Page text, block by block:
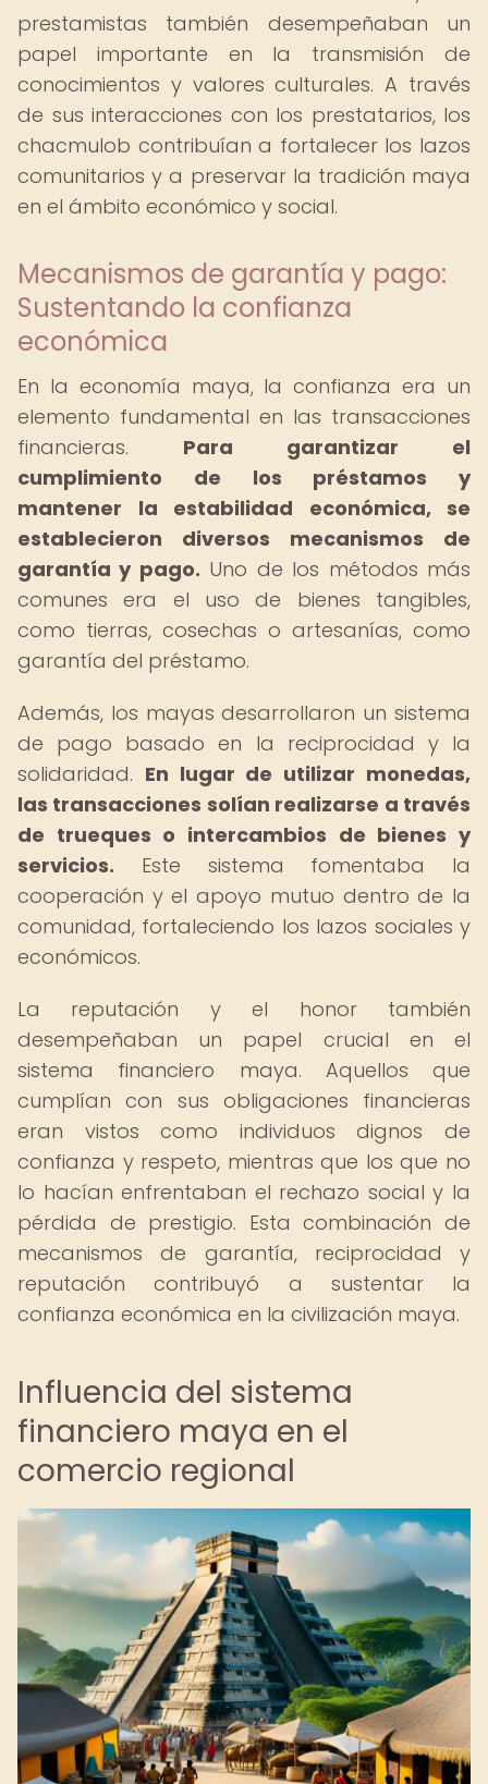
prestamistas también desempeñaban un
papel importante en la transmisión de
conocimientos y valores culturales. A través
de sus interacciones con los prestatarios, los
chacmulob contribuían a fortalecer los lazos
comunitarios y a preservar la tradición maya
en el ámbito económico y social.
Mecanismos de garantía y pago:
Sustentando la confianza
económica
En la economía maya, la confianza era un
elemento fundamental en las transacciones
financieras. Para garantizar el
cumplimiento de los préstamos y
mantener la estabilidad económica, se
establecieron diversos mecanismos de
garantía y pago. Uno de los métodos más
comunes era el uso de bienes tangibles,
como tierras, cosechas o artesanías, como
garantía del préstamo.
Además, los mayas desarrollaron un sistema
de pago basado en la reciprocidad y la
solidaridad. En lugar de utilizar monedas,
las transacciones solían realizarse a través
de trueques o intercambios de bienes y
servicios. Este sistema fomentaba la
cooperación y el apoyo mutuo dentro de la
comunidad, fortaleciendo los lazos sociales y
económicos.
La reputación y el honor también
desempeñaban un papel crucial en el
sistema financiero maya. Aquellos que
cumplían con sus obligaciones financieras
eran vistos como individuos dignos de
confianza y respeto, mientras que los que no
lo hacían enfrentaban el rechazo social y la
pérdida de prestigio. Esta combinación de
mecanismos de garantía, reciprocidad y
reputación contribuyó a sustentar la
confianza económica en la civilización maya.
Influencia del sistema
financiero maya en el
comercio regional